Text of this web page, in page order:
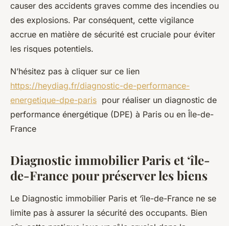
causer des accidents graves comme des incendies ou
des explosions. Par conséquent, cette vigilance
accrue en matière de sécurité est cruciale pour éviter
les risques potentiels.
N’hésitez pas à cliquer sur ce lien
https://heydiag.fr/diagnostic-de-performance-
energetique-dpe-paris pour réaliser un diagnostic de
performance énergétique (DPE) à Paris ou en Île-de-
France
Diagnostic immobilier Paris et ‘île-
de-France pour préserver les biens
Le Diagnostic immobilier Paris et ‘île-de-France ne se
limite pas à assurer la sécurité des occupants. Bien